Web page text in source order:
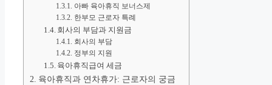
아빠 육아휴직 보너스제
한부모 근로자 특례
회사의 부담과 지원금
회사의 부담
정부의 지원
육아휴직급여 세금
육아휴직과 연차휴가: 근로자의 궁금